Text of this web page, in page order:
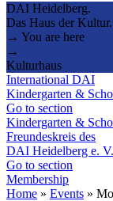
DAI Heidelberg.
Das Haus der Kultur.
→ You are here
→
Kulturhaus
International DAI
Kindergarten &
Go to section
Kindergarten &
Freundeskreis des
DAI Heidelberg e.
Go to section
Membership
Home » Events »